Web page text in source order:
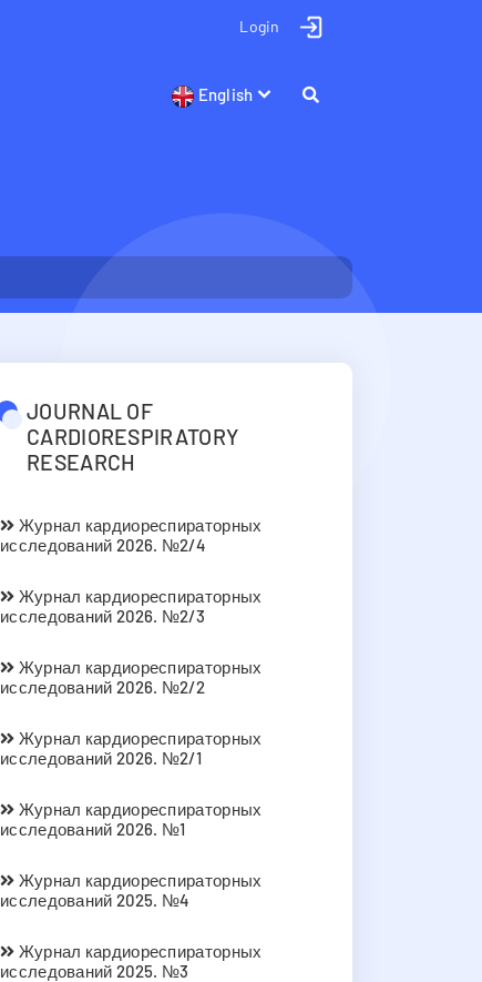
Login
English
JOURNAL OF
CARDIORESPIRATORY
RESEARCH
Журнал кардиореспираторных
исследований 2026. №2/4
Журнал кардиореспираторных
исследований 2026. №2/3
Журнал кардиореспираторных
исследований 2026. №2/2
Журнал кардиореспираторных
исследований 2026. №2/1
Журнал кардиореспираторных
исследований 2026. №1
Журнал кардиореспираторных
исследований 2025. №4
Журнал кардиореспираторных
исследований 2025. №3